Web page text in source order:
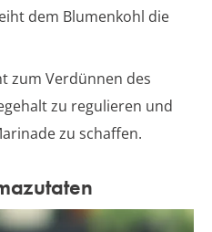
dem Blumenkohl die
zum Verdünnen des
zu regulieren und
zu schaffen.